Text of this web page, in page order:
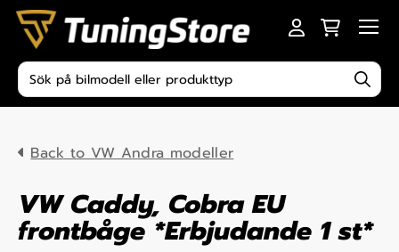
Skip to content
Produktsökning
Back to VW Andra modeller
VW Caddy, Cobra EU
frontbåge *Erbjudande 1 st*